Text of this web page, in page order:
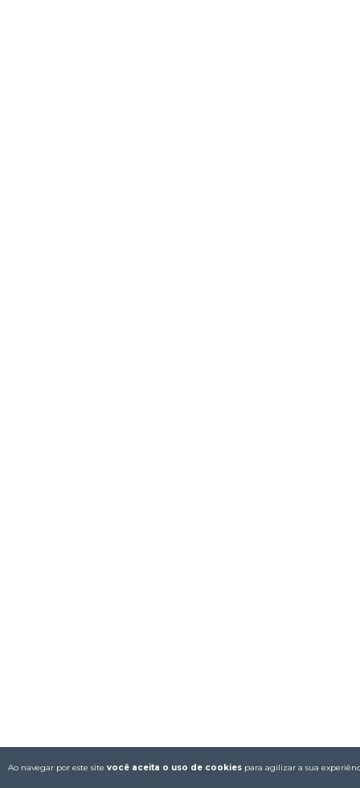
Ao navegar por este site você aceita o uso de cookies para agilizar a sua